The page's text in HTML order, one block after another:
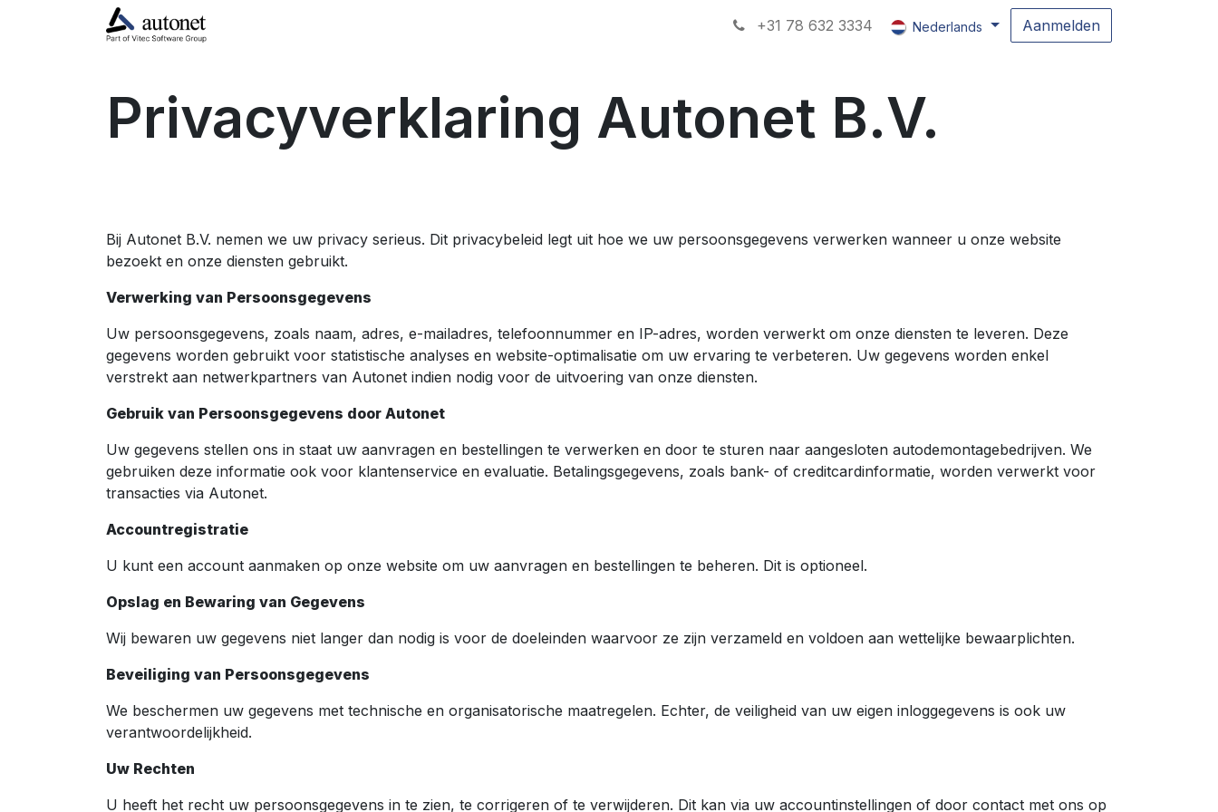
+31 78 632 3334 Nederlands Aanmelden
Privacyverklaring Autonet B.V.
Bij Autonet B.V. nemen we uw privacy serieus. Dit privacybeleid legt uit hoe we uw persoonsgegevens verwerken wanneer u onze website
bezoekt en onze diensten gebruikt.
Verwerking van Persoonsgegevens
Uw persoonsgegevens, zoals naam, adres, e-mailadres, telefoonnummer en IP-adres, worden verwerkt om onze diensten te leveren. Deze
gegevens worden gebruikt voor statistische analyses en website-optimalisatie om uw ervaring te verbeteren. Uw gegevens worden enkel
verstrekt aan netwerkpartners van Autonet indien nodig voor de uitvoering van onze diensten.
Gebruik van Persoonsgegevens door Autonet
Uw gegevens stellen ons in staat uw aanvragen en bestellingen te verwerken en door te sturen naar aangesloten autodemontagebedrijven. We
gebruiken deze informatie ook voor klantenservice en evaluatie. Betalingsgegevens, zoals bank- of creditcardinformatie, worden verwerkt voor
transacties via Autonet.
Accountregistratie
U kunt een account aanmaken op onze website om uw aanvragen en bestellingen te beheren. Dit is optioneel.
Opslag en Bewaring van Gegevens
Wij bewaren uw gegevens niet langer dan nodig is voor de doeleinden waarvoor ze zijn verzameld en voldoen aan wettelijke bewaarplichten.
Beveiliging van Persoonsgegevens
We beschermen uw gegevens met technische en organisatorische maatregelen. Echter, de veiligheid van uw eigen inloggegevens is ook uw
verantwoordelijkheid.
Uw Rechten
U heeft het recht uw persoonsgegevens in te zien, te corrigeren of te verwijderen. Dit kan via uw accountinstellingen of door contact met ons op